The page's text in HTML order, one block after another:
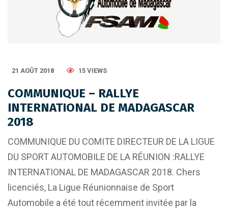
21 AOÛT 2018 15 VIEWS
COMMUNIQUE – RALLYE
INTERNATIONAL DE MADAGASCAR
2018
COMMUNIQUE DU COMITE DIRECTEUR DE LA LIGUE
DU SPORT AUTOMOBILE DE LA RÉUNION :RALLYE
INTERNATIONAL DE MADAGASCAR 2018. Chers
licenciés, La Ligue Réunionnaise de Sport
Automobile a été tout récemment invitée par la